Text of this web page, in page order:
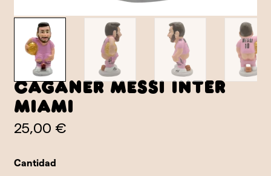
Caganer Messi Inter
Miami
25,00 €
Cantidad